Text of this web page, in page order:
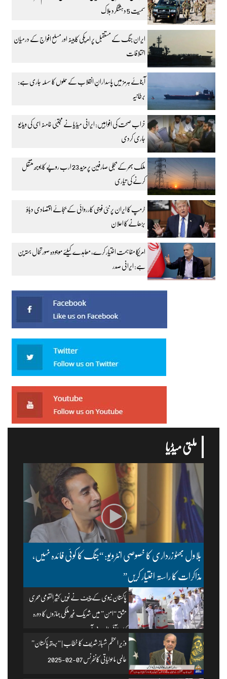
سمیت 5 دہشتگرد ہلاک
ایران جنگ کے مستقبل پر امریکی کابینہ اور مسلح افواج کے درمیان
اختلافات
آبنائے ہرمز میں پاسدارانِ انقلاب کے حملوں کا سسلہ جاری ہے:
برطانیہ
خراب صحت کی افواہیں: ایرانی میڈیا نے مجتبیٰ خامنہ ای کی ویڈیو
جاری کردی
ملک بھر کے بجلی صارفین پر مزید 23 ارب روپے کا بوجھ منتقل
کرنے کی تیاری
ٹرمپ کا ایران پر نئی فوجی کارروائی کے بجائے اقتصادی دباؤ
بڑھانے کا اعلان
امریکا مفاہمت اختیار کرے، معاہدے کیلئے موجودہ صورتحال بہترین
ہے: ایرانی صدر
ملتی میڈیا
بلاول بھٹو زرداری کا خصوصی انٹرویو: “جنگ کا کوئی فائدہ نہیں،
مذاکرات کا راستہ اختیار کریں”
پاکستان نیوی کے چیف نے نویں کثیر القومی بحری
مشق “امن” میں شریک غیر ملکی جہازوں کا دورہ
کیا۔ | آئی ایس پی آر
وزیرِ اعظم شہباز شریف کا خطاب | “بریتھ پاکستان”
عالمی ماحولیاتی کانفرنس 07-02-2025